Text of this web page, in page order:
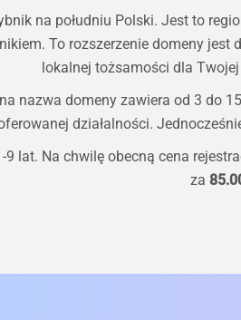
na południu Polski. Jest to
To rozszerzenie domeny
lokalnej tożsamości dla
nazwa domeny zawiera od 3 do
działalności.
9 lat. Na chwilę obecną cena
za